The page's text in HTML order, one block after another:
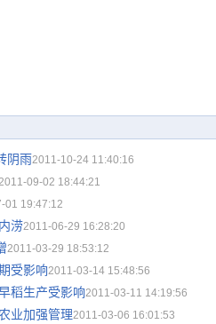
阴雨2011-10-24 11:40:16
09-02 18:44:21
01 19:47:12
涝2011-06-29 16:28:20
2011-03-29 18:53:12
受影响2011-03-14 15:48:56
稻生产受影响2011-03-11 14:19:56
业加强管理2011-03-06 16:01:53